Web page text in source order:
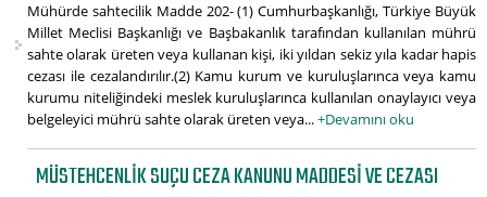
Mühürde sahtecilik Madde 202- (1) Cumhurbaşkanlığı, Türkiye Büyük
Millet Meclisi Başkanlığı ve Başbakanlık tarafından kullanılan mührü
sahte olarak üreten veya kullanan kişi, iki yıldan sekiz yıla kadar hapis
cezası ile cezalandırılır.(2) Kamu kurum ve kuruluşlarınca veya kamu
kurumu niteliğindeki meslek kuruluşlarınca kullanılan onaylayıcı veya
belgeleyici mührü sahte olarak üreten veya...+Devamını oku
MÜSTEHCENLIK SUÇU CEZA KANUNU MADDESI VE CEZASI